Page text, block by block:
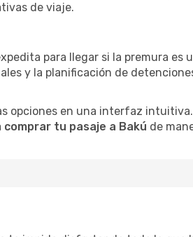
de viaje.
para llegar si la premura
y la planificación de
opciones en una interfaz
comprar tu pasaje a Bakú de